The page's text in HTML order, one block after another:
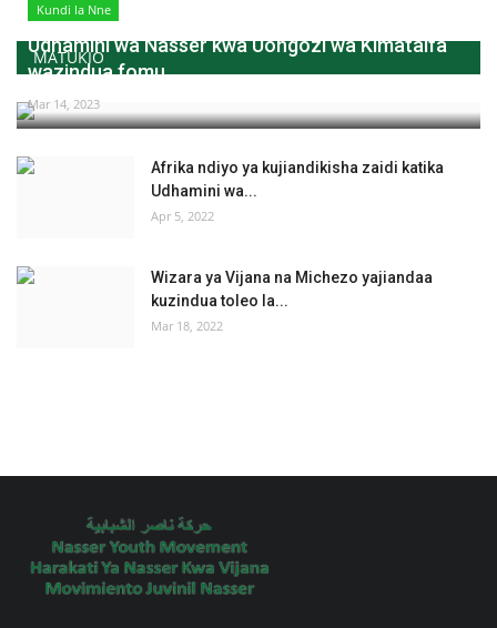
MATUKIO
Kundi la Nne
Udhamini wa Nasser kwa Uongozi wa Kimataifa
wazindua fomu...
Mar 14, 2023
Afrika ndiyo ya kujiandikisha zaidi katika
Udhamini wa...
Apr 5, 2022
Wizara ya Vijana na Michezo yajiandaa
kuzindua toleo la...
Mar 18, 2022